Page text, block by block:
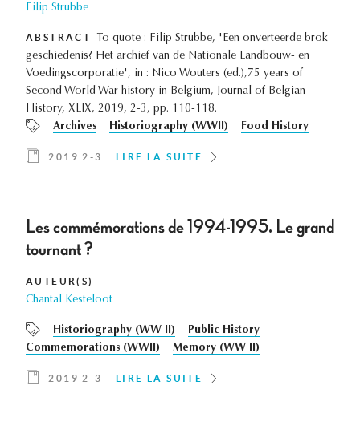
Filip Strubbe
ABSTRACT
To quote : Filip Strubbe, 'Een onverteerde brok
geschiedenis? Het archief van de Nationale Landbouw- en
Voedingscorporatie', in : Nico Wouters (ed.),75 years of
Second World War history in Belgium, Journal of Belgian
History, XLIX, 2019, 2-3, pp. 110-118.
Archives
Historiography (WWII) Food History
2019 2-3 LIRE LA SUITE
Les commémorations de 1994-1995. Le grand
tournant ?
AUTEUR(S)
Chantal Kesteloot
Historiography (WW II)
Public History
Commemorations (WWII)
Memory (WW II)
2019 2-3 LIRE LA SUITE